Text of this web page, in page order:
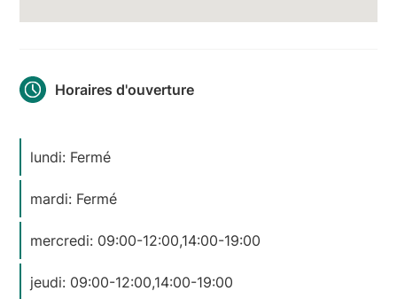
Horaires d'ouverture
lundi: Fermé
mardi: Fermé
mercredi: 09:00-12:00,14:00-19:00
jeudi: 09:00-12:00,14:00-19:00